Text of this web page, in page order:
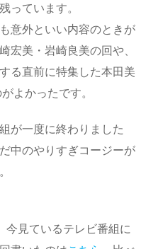
っています。
意外といい内容のときが
宏美・岩崎良美の回や、
る直前に特集した本田美
よかったです。
が一度に終わりました
中のやりすぎコージーが
今見ているテレビ番組に